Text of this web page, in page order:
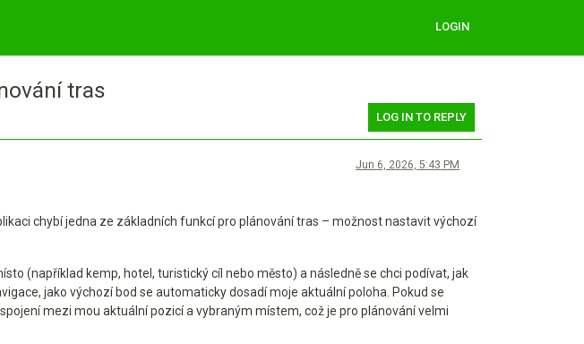
LOGIN
tras
LOG IN TO REPLY
Jun 6, 2026, 5:43 PM
chybí jedna ze základních funkcí pro plánování tras – možnost nastavit výchozí
(například kemp, hotel, turistický cíl nebo město) a následně se chci podívat, jak
jako výchozí bod se automaticky dosadí moje aktuální poloha. Pokud se
mezi mou aktuální pozicí a vybraným místem, což je pro plánování velmi